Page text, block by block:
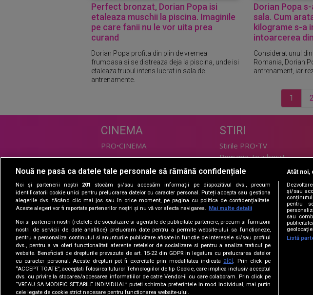
Perfect bronzat, Dorian Popa isi
etaleaza muschii la piscina. Imaginile
pe care fanii nu le vor uita prea
curand
Dorian Popa profita din plin de vremea
frumoasa si se distreaza deja la piscina, unde isi
etaleaza trupul intens lucrat in sala de
antrenamente.
Dorian Popa
sala. Cum
kilograme s-a
intoarcerea
Considerat unul
Romania, Dorian
antrenament, iar
1 2
CINEMA
PRO•CINEMA
DIVERTISMENT
PRO•TV
Romanii au talent
Las Fierbinti
La Maruta
Apropo TV
STIRI
Stirile PRO•TV
Romania, te iubesc!
TEHNOLOGIE
I Like IT
SPORT
Sport.ro
PRO•ARENA
Nouă ne pasă ca datele tale personale să rămână confidențiale
Noi și partenerii noștri 201
stocăm și/sau accesăm informații pe dispozitivul dvs., precum
identificatorii cookie unici pentru prelucrarea datelor cu caracter personal. Puteți accepta sau gestiona
alegerile dvs. făcând clic mai jos sau în orice moment, pe pagina cu politica de confidențialitate.
Aceste alegeri vor fi raportate partenerilor noștri și nu vă vor afecta navigarea.
Mai multe detalii
Noi si partenerii nostri (retelele de socializare si agentiile de publicitate partenere, precum si furnizorii
nostri de servicii de date analitice) prelucram date pentru a permite website-ului sa functioneze,
pentru a personaliza continutul si anunturile publicitare afisate in functie de interesele si/sau profilul
dvs., pentru a va oferi functionalitati aferente retelelor de socializare si pentru a analiza traficul pe
website. Beneficiati de drepturile prevazute de art. 15-22 din GDPR in legatura cu prelucrarea datelor
cu caracter personal. Aceste drepturi pot fi exercitate prin modalitatea indicata aici. Prin click pe
“ACCEPT TOATE”, acceptati folosirea tuturor Tehnologiilor de tip Cookie, care implica inclusiv acceptul
dvs. cu privire la stocarea/accesarea informatiilor de catre Vendor-ii cu care colaboram. Prin click pe
“VREAU SA MODIFIC SETARILE INDIVIDUAL” puteti schimba preferintele in mod individual, mai putin
cele legate de cookie strict necesare pentru functionarea website-ului.
Atât noi,
și/sau
pentru
sau
Listă